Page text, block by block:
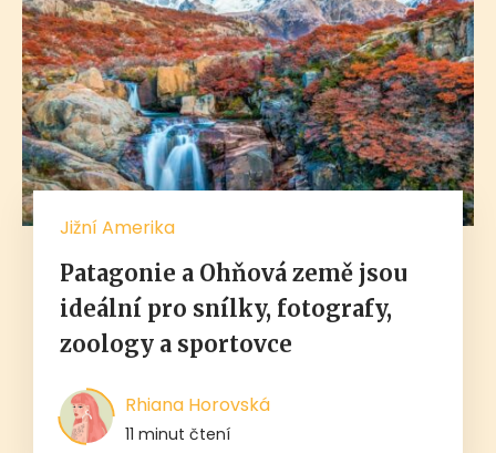
Jižní Amerika
Patagonie a Ohňová země jsou
ideální pro snílky, fotografy,
zoology a sportovce
Rhiana Horovská
11 minut čtení